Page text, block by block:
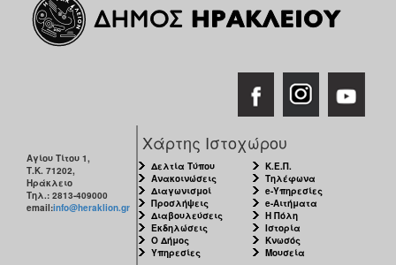
Αγίου Τίτου 1,
Τ.Κ. 71202,
Ηράκλειο
Τηλ.: 2813-409000
email:info@heraklion.gr
Χάρτης Ιστοχώρου
Δελτία Τύπου
Ανακοινώσεις
Διαγωνισμοί
Προσλήψεις
Διαβουλεύσεις
Εκδηλώσεις
Ο Δήμος
Υπηρεσίες
Κ.Ε.Π.
Τηλέφωνα
e-Υπηρεσίες
e-Αιτήματα
Η Πόλη
Ιστορία
Κνωσός
Μουσεία